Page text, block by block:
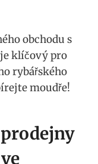
​obchodu s
klíčový pro
rybářského
moudře!